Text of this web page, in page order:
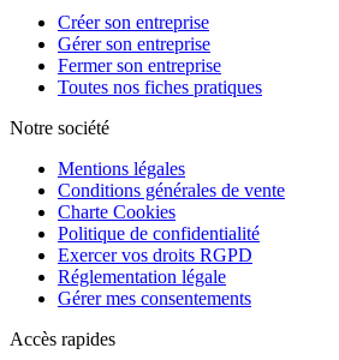
Créer son entreprise
Gérer son entreprise
Fermer son entreprise
Toutes nos fiches pratiques
Notre société
Mentions légales
Conditions générales de vente
Charte Cookies
Politique de confidentialité
Exercer vos droits RGPD
Réglementation légale
Gérer mes consentements
Accès rapides